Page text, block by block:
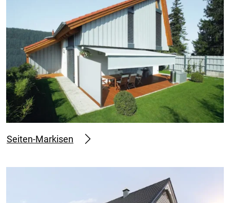
Seiten-Markisen